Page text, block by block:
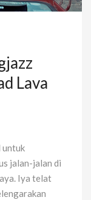
Lava
untuk
jalan-jalan di
Iya telat